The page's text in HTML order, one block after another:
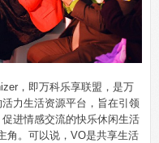
，即万科乐享联盟，是万
力生活资源平台，旨在引领
进情感交流的快乐休闲生活
角。可以说， VO是共享生活